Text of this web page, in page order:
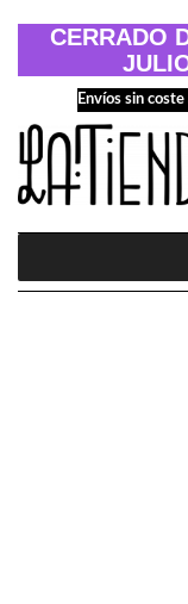
CERRADO
Envíos sin